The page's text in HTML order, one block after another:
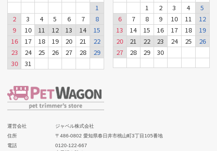
1
2
3 4 5 6 7
8
9
10 11 12 13 14
15
16
17 18 19 20 21
22
23
24 25 26 27 28
29
30
31
1
2 3 4
5
6
7 8 9 10 11
12
13
14 15 16 17 18
19
20
21 22 23 24 25
26
27
28 29 30
運営会社
ジャペル株式会社
住所
〒486-0802 愛知県春日井市桃山町3丁目105番地
電話
0120-122-667